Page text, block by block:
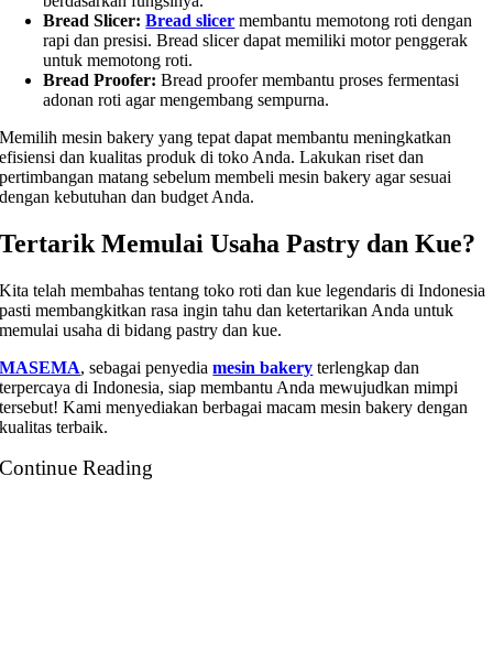
Bread Slicer:Bread slicer membantu memotong roti dengan
rapi dan presisi. Bread slicer dapat memiliki motor penggerak
untuk memotong roti.
Bread Proofer:Bread proofer membantu proses fermentasi
adonan roti agar mengembang sempurna.
Memilih mesin bakery yang tepat dapat membantu meningkatkan
efisiensi dan kualitas produk di toko Anda. Lakukan riset dan
pertimbangan matang sebelum membeli mesin bakery agar sesuai
dengan kebutuhan dan budget Anda.
Tertarik Memulai Usaha Pastry dan Kue?
Kita telah membahas tentang toko roti dan kue legendaris di Indonesia
pasti membangkitkan rasa ingin tahu dan ketertarikan Anda untuk
memulai usaha di bidang pastry dan kue.
MASEMA, sebagai penyediamesin bakery terlengkap dan
terpercaya di Indonesia, siap membantu Anda mewujudkan mimpi
tersebut! Kami menyediakan berbagai macam mesin bakery dengan
kualitas terbaik.
Continue Reading